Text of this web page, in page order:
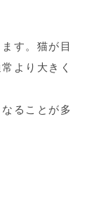
す。猫が目
より大きく
なることが多